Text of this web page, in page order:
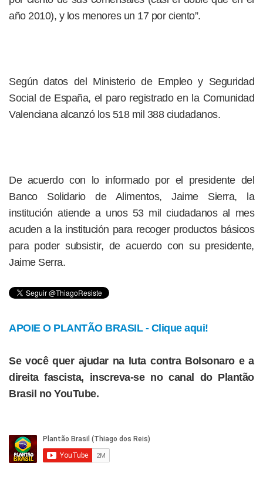
año 2010), y los menores un 17 por ciento”.
Según datos del Ministerio de Empleo y Seguridad
Social de España, el paro registrado en la Comunidad
Valenciana alcanzó los 518 mil 388 ciudadanos.
De acuerdo con lo informado por el presidente del
Banco Solidario de Alimentos, Jaime Sierra, la
institución atiende a unos 53 mil ciudadanos al mes
acuden a la institución para recoger productos básicos
para poder subsistir, de acuerdo con su presidente,
Jaime Serra.
APOIE O PLANTÃO BRASIL - Clique aqui!
Se você quer ajudar na luta contra Bolsonaro e a
direita fascista, inscreva-se no canal do Plantão
Brasil no YouTube.